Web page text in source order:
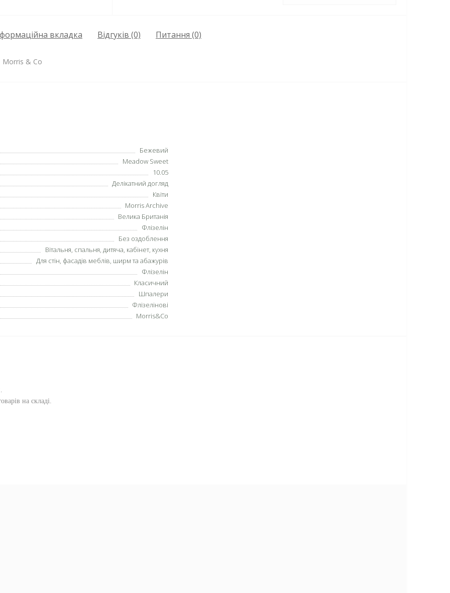
вкладка Відгуків (0) Питання (0)
Morris & Co
Бежевий
Meadow Sweet
10.05
Делікатний догляд
Квіти
Morris Archive
Велика Британія
Флізелін
Без оздоблення
Вітальня, спальня, дитяча, кабінет, кухня
Для стін, фасадів меблів, ширм та абажурів
Флізелін
Класичний
Шпалери
Флізелінові
Morris&Co
.
на складі.